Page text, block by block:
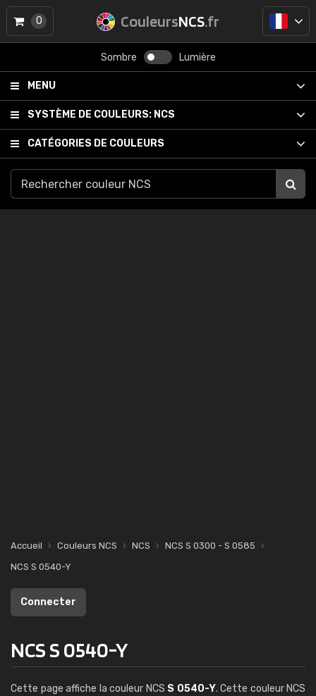
CouleursNCS.fr
Sombre Lumière
MENU
SYSTÈME DE COULEURS: NCS
CATÉGORIES DE COULEURS
0
Accueil Couleurs NCS NCS
NCS S 0300 - S 0585
NCS S 0540-Y
Connecter
NCS S 0540-Y
Cette page affiche la couleur NCS S 0540-Y. Cette couleur NCS